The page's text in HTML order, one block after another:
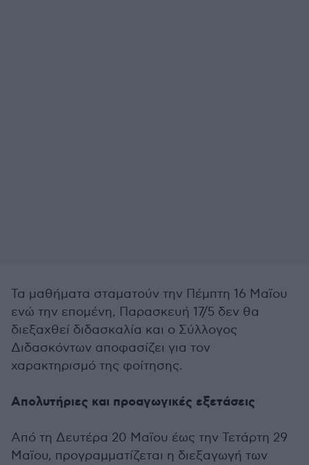
Τα μαθήματα σταματούν την Πέμπτη 16 Μαϊου
ενώ την επομένη, Παρασκευή 17/5 δεν θα
διεξαχθεί διδασκαλία και ο Σύλλογος
Διδασκόντων αποφασίζει για τον
χαρακτηρισμό της φοίτησης.
Απολυτήριες και προαγωγικές εξετάσεις
Από τη Δευτέρα 20 Μαϊου έως την Τετάρτη 29
Μαϊου, προγραμματίζεται η διεξαγωγή των